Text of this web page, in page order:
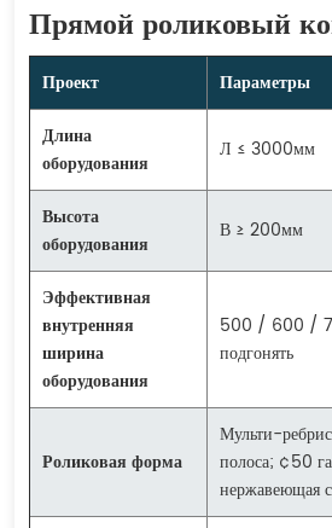
Прямой роликовый
Проект
Параметры
Длина
оборудования
Л ≤ 3000мм
Высота
оборудования
В ≥ 200мм
Эффективная
внутренняя
ширина
оборудования
500 / 600 /
подгонять
Роликовая форма
Мульти-
полоса; ¢50
нержавеющая